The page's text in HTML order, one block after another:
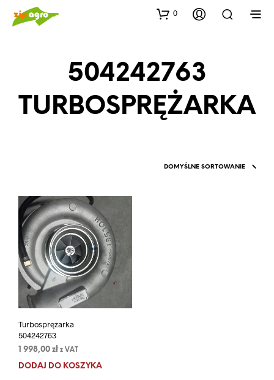
0
504242763
TURBOSPRĘŻARKA
Turbosprężarka
504242763
1 998,00 zł z VAT
DODAJ DO KOSZYKA